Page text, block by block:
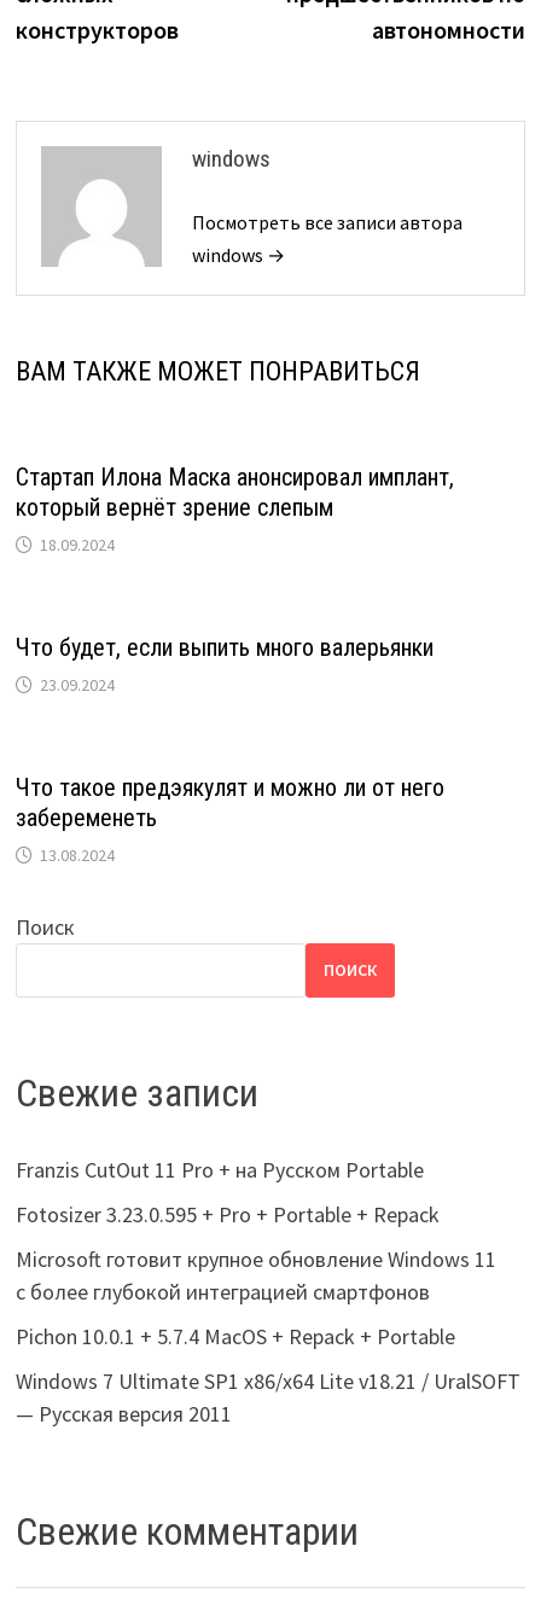
конструкторов
автономности
windows
Посмотреть все записи автора
windows →
ВАМ ТАКЖЕ МОЖЕТ ПОНРАВИТЬСЯ
Стартап Илона Маска анонсировал имплант,
который вернёт зрение слепым
18.09.2024
Что будет, если выпить много валерьянки
23.09.2024
Что такое предэякулят и можно ли от него
забеременеть
13.08.2024
Поиск
ПОИСК
Свежие записи
Franzis CutOut 11 Pro + на Русском Portable
Fotosizer 3.23.0.595 + Pro + Portable + Repack
Microsoft готовит крупное обновление Windows 11
с более глубокой интеграцией смартфонов
Pichon 10.0.1 + 5.7.4 MacOS + Repack + Portable
Windows 7 Ultimate SP1 x86/x64 Lite v18.21 / UralSOFT
— Русская версия 2011
Свежие комментарии